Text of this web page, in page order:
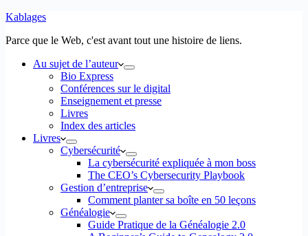
Kablages
Parce que le Web, c'est avant tout une histoire de liens.
Au sujet de l’auteur
Bio Express
Conférences sur le digital
Enseignement et presse
Livres
Index des articles
Livres
Cybersécurité
La cybersécurité expliquée à mon boss
The CEO’s Cybersecurity Playbook
Gestion d’entreprise
Comment planter sa boîte en 50 leçons
Généalogie
Guide Pratique de la Généalogie 2.0